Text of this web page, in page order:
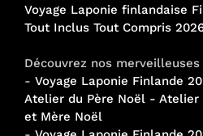
Voyage Laponie finlandaise
Tout Inclus Tout Compris
Découvrez nos
- Voyage Laponie Finlande
Atelier du Père Noël - Atelier
et Mère Noël